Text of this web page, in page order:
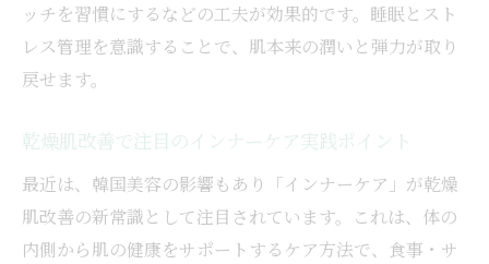
ッチを習慣にするなどの工夫が効果的です。睡眠とスト
レス管理を意識することで、肌本来の潤いと弾力が取り
戻せます。
乾燥肌改善で注目のインナーケア実践ポイント
最近は、韓国美容の影響もあり「インナーケア」が乾燥
肌改善の新常識として注目されています。これは、体の
内側から肌の健康をサポートするケア方法で、食事・サ